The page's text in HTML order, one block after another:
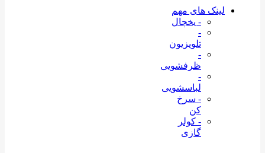
لینک های مهم
- یخچال
-
تلویزیون
-
ظرفشویی
-
لباسشویی
- سرخ
کن
- کولر
گازی